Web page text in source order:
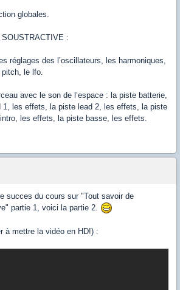
globales.
:
réglages des l’oscillateurs, les harmoniques,
pitch, le lfo.
avec le son de l’espace : la piste batterie,
1, les effets, la piste lead 2, les effets, la piste
les effets, la piste basse, les effets.
succes du cours sur "Tout savoir de
partie 1, voici la partie 2.
à mettre la vidéo en HD!) :